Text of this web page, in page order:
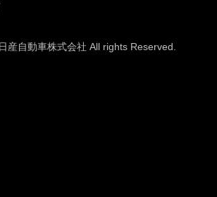
産自動車株式会社 All rights Reserved.